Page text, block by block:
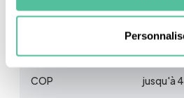
fonctionnement
-20°C /
COP jusqu'à